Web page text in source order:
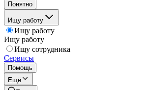
Понятно
Ищу работу
Ищу работу
Ищу работу
Ищу сотрудника
Сервисы
Помощь
Ещё